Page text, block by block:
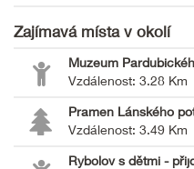
Zajímavá místa v okolí
Muzeum
Vzdálenost: 3.28 Km
Pramen Lánského
Vzdálenost: 3.49 Km
Rybolov s dětmi -